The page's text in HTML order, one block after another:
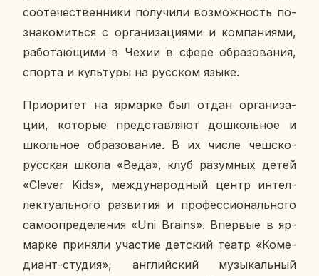
со­оте­че­ствен­ни­ки по­лу­чи­ли воз­мож­ность по­
зна­ко­мить­ся с ор­га­ни­за­ци­я­ми и ком­па­ни­я­ми,
ра­бо­та­ю­щи­ми в Чехии в сфере об­ра­зо­ва­ния,
спорта и куль­ту­ры на рус­ском языке.
При­о­ри­тет на яр­мар­ке был отдан ор­га­ни­за­
ции, ко­то­рые пред­став­ля­ют до­школь­ное и
школь­ное об­ра­зо­ва­ние. В их числе чешско-
рус­ская школа «Веда», клуб ра­зум­ных детей
«Clever Kids», меж­ду­на­род­ный центр ин­тел­
лек­ту­аль­но­го раз­ви­тия и про­фес­си­о­наль­но­го
са­мо­опре­де­ле­ния «Uni Brains». Впер­вые в яр­
мар­ке при­ня­ли уча­стие дет­ский театр «Ко­ме­
ди­ант-студия», ан­глий­ский му­зы­каль­ный